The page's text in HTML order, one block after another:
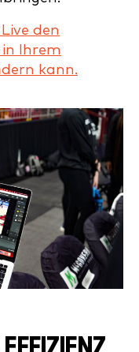
den
Ihrem
kann.